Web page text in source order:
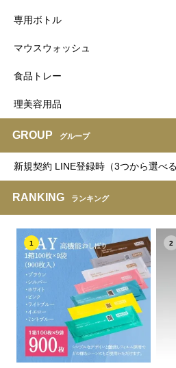
専用ボトル
マウスウォッシュ
食品トレー
理美容用品
GROUP グループ
新規契約 LINE登録時（3つから選べ
RANKING ランキング
1 2